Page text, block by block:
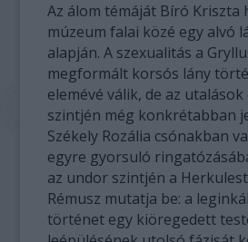
Az álom témáját Bíró Kriszta
múzeum falai közé egy alvó
alapján. A szexualitás a
megformált korsós lány
elemévé válik, de az
szintjén még konkrétabban
Székely Rozália csónakban
egyre gyorsuló
az undor szintjén a
Rémusz mutatja be: a
történet egy kiöregedett